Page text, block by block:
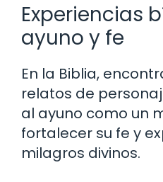
Experiencias
ayuno y fe
En la Biblia,
relatos de
al ayuno como un
fortalecer su fe y
milagros divinos.